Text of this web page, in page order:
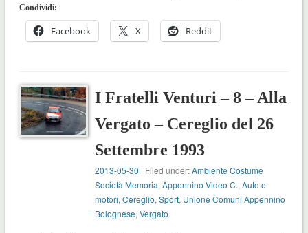
Condividi:
Facebook X Reddit
I Fratelli Venturi – 8 – Alla
Vergato – Cereglio del 26
Settembre 1993
2013-05-30 | Filed under:Ambiente Costume
Società Memoria,Appennino Video C.,Auto e
motori,Cereglio,Sport, Unione Comuni Appennino
Bolognese,Vergato